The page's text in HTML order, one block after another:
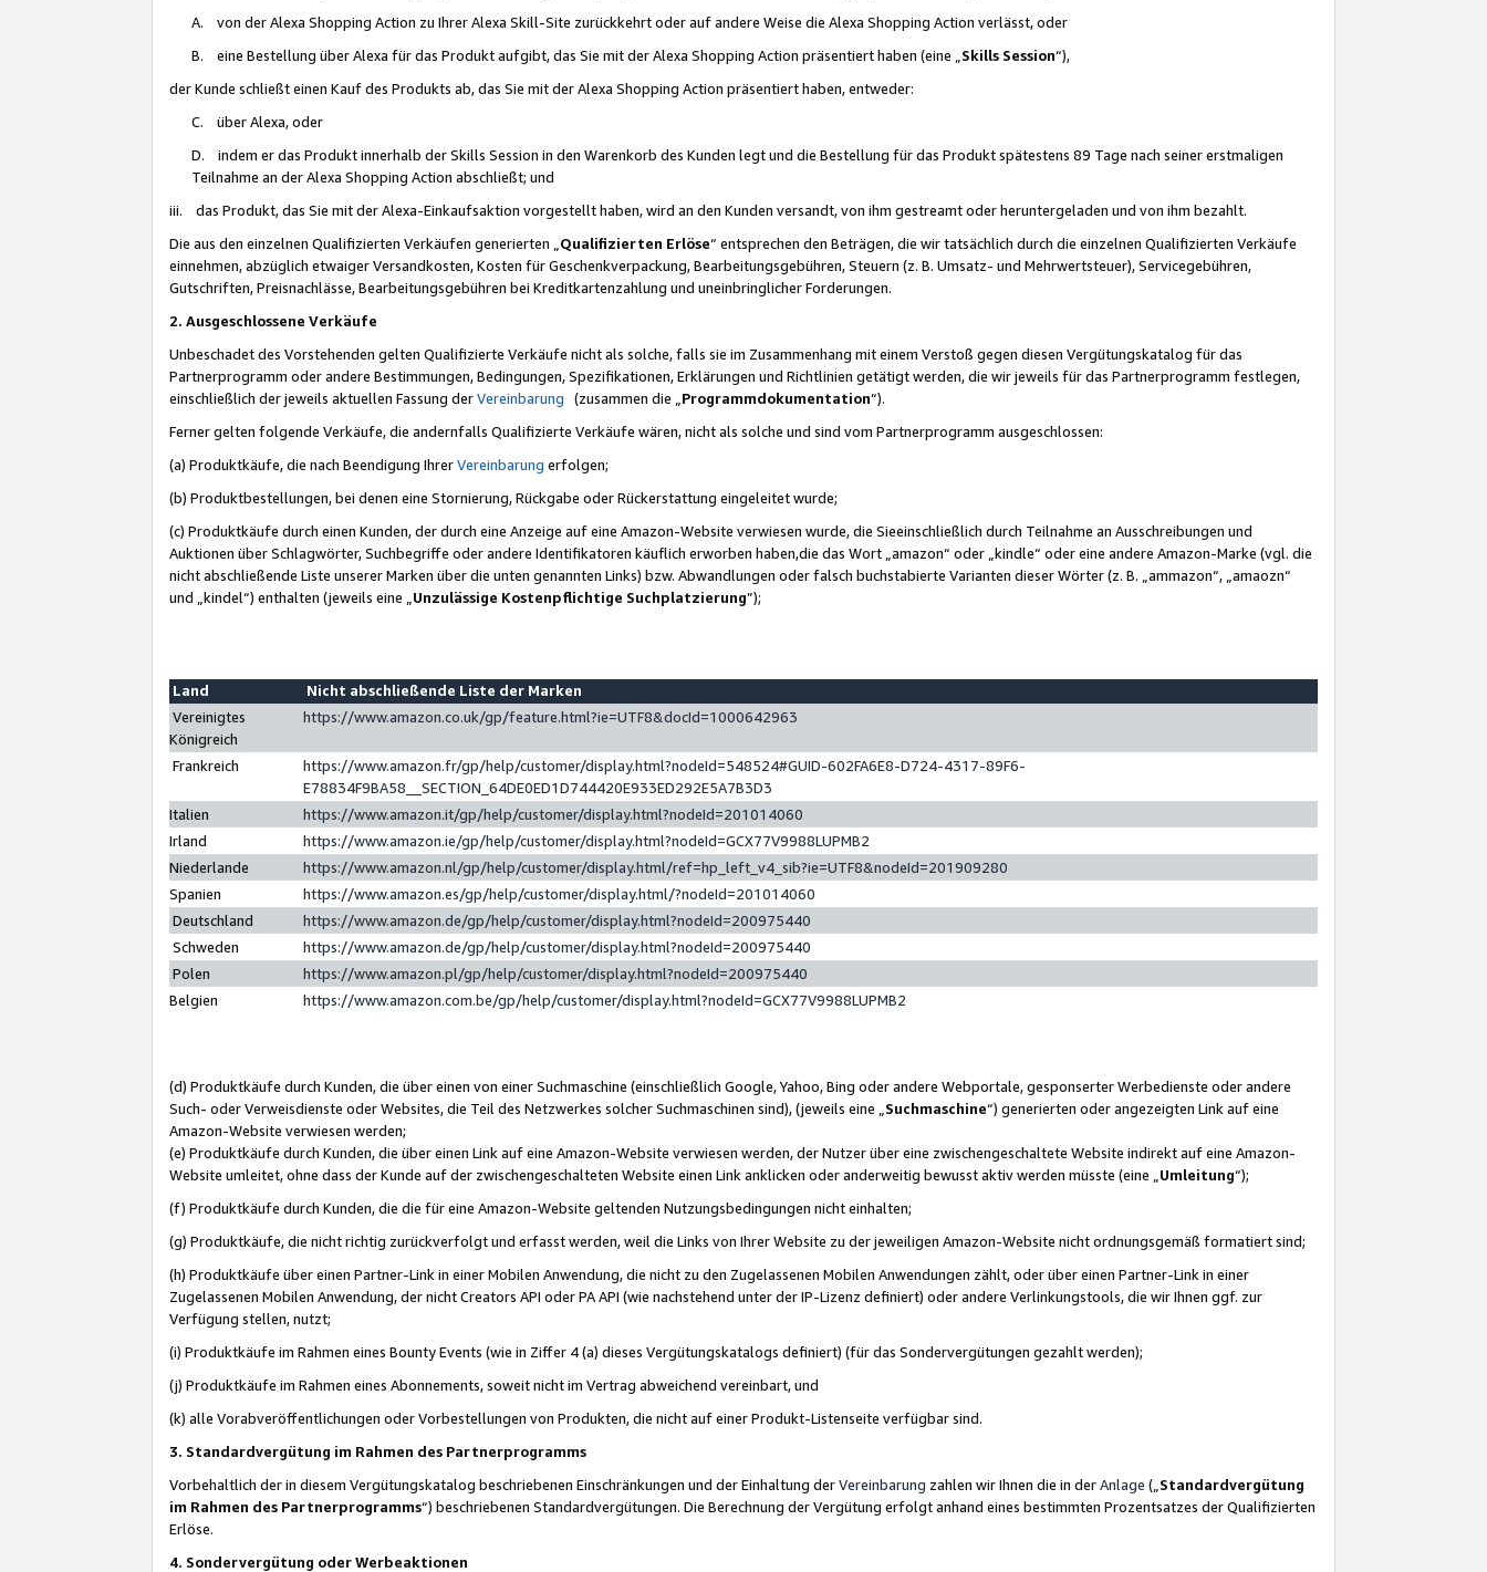
A. von der Alexa Shopping Action zu Ihrer Alexa Skill-Site zurückkehrt oder auf andere Weise die Alexa Shopping Action verlässt, oder
B. eine Bestellung über Alexa für das Produkt aufgibt, das Sie mit der Alexa Shopping Action präsentiert haben (eine „ Skills Session“),
der Kunde schließt einen Kauf des Produkts ab, das Sie mit der Alexa Shopping Action präsentiert haben, entweder:
C. über Alexa, oder
D. indem er das Produkt innerhalb der Skills Session in den Warenkorb des Kunden legt und die Bestellung für das Produkt spätestens 89 Tage nach seiner erstmaligen
Teilnahme an der Alexa Shopping Action abschließt; und
iii. das Produkt, das Sie mit der Alexa-Einkaufsaktion vorgestellt haben, wird an den Kunden versandt, von ihm gestreamt oder heruntergeladen und von ihm bezahlt.
Die aus den einzelnen Qualifizierten Verkäufen generierten „ Qualifizierten Erlöse“ entsprechen den Beträgen, die wir tatsächlich durch die einzelnen Qualifizierten Verkäufe
einnehmen, abzüglich etwaiger Versandkosten, Kosten für Geschenkverpackung, Bearbeitungsgebühren, Steuern (z. B. Umsatz- und Mehrwertsteuer), Servicegebühren,
Gutschriften, Preisnachlässe, Bearbeitungsgebühren bei Kreditkartenzahlung und uneinbringlicher Forderungen.
2. Ausgeschlossene Verkäufe
Unbeschadet des Vorstehenden gelten Qualifizierte Verkäufe nicht als solche, falls sie im Zusammenhang mit einem Verstoß gegen diesen Vergütungskatalog für das
Partnerprogramm oder andere Bestimmungen, Bedingungen, Spezifikationen, Erklärungen und Richtlinien getätigt werden, die wir jeweils für das Partnerprogramm festlegen,
einschließlich der jeweils aktuellen Fassung derVereinbarung (zusammen die „ Programmdokumentation“).
Ferner gelten folgende Verkäufe, die andernfalls Qualifizierte Verkäufe wären, nicht als solche und sind vom Partnerprogramm ausgeschlossen:
(a) Produktkäufe, die nach Beendigung IhrerVereinbarung erfolgen;
(b) Produktbestellungen, bei denen eine Stornierung, Rückgabe oder Rückerstattung eingeleitet wurde;
(c) Produktkäufe durch einen Kunden, der durch eine Anzeige auf eine Amazon-Website verwiesen wurde, die Sieeinschließlich durch Teilnahme an Ausschreibungen und
Auktionen über Schlagwörter, Suchbegriffe oder andere Identifikatoren käuflich erworben haben,die das Wort „amazon“ oder „kindle“ oder eine andere Amazon-Marke (vgl. die
nicht abschließende Liste unserer Marken über die unten genannten Links) bzw. Abwandlungen oder falsch buchstabierte Varianten dieser Wörter (z. B. „ammazon“, „amaozn“
und „kindel“) enthalten (jeweils eine „ Unzulässige Kostenpflichtige Suchplatzierung”);
Land
Nicht abschließende Liste der Marken
Vereinigtes
Königreich
https://www.amazon.co.uk/gp/feature.html?ie=UTF8&docId=1000642963
Frankreich
https://www.amazon.fr/gp/help/customer/display.html?nodeId=548524#GUID-602FA6E8-D724-4317-89F6-
E78834F9BA58__SECTION_64DE0ED1D744420E933ED292E5A7B3D3
Italien
https://www.amazon.it/gp/help/customer/display.html?nodeId=201014060
Irland
https://www.amazon.ie/gp/help/customer/display.html?nodeId=GCX77V9988LUPMB2
Niederlande
https://www.amazon.nl/gp/help/customer/display.html/ref=hp_left_v4_sib?ie=UTF8&nodeId=201909280
Spanien
https://www.amazon.es/gp/help/customer/display.html/?nodeId=201014060
Deutschland
https://www.amazon.de/gp/help/customer/display.html?nodeId=200975440
Schweden
https://www.amazon.de/gp/help/customer/display.html?nodeId=200975440
Polen
https://www.amazon.pl/gp/help/customer/display.html?nodeId=200975440
Belgien
https://www.amazon.com.be/gp/help/customer/display.html?nodeId=GCX77V9988LUPMB2
(d) Produktkäufe durch Kunden, die über einen von einer Suchmaschine (einschließlich Google, Yahoo, Bing oder andere Webportale, gesponserter Werbedienste oder andere
Such- oder Verweisdienste oder Websites, die Teil des Netzwerkes solcher Suchmaschinen sind), (jeweils eine „ Suchmaschine“) generierten oder angezeigten Link auf eine
Amazon-Website verwiesen werden;
(e) Produktkäufe durch Kunden, die über einen Link auf eine Amazon-Website verwiesen werden, der Nutzer über eine zwischengeschaltete Website indirekt auf eine Amazon-
Website umleitet, ohne dass der Kunde auf der zwischengeschalteten Website einen Link anklicken oder anderweitig bewusst aktiv werden müsste (eine „ Umleitung“);
(f) Produktkäufe durch Kunden, die die für eine Amazon-Website geltenden Nutzungsbedingungen nicht einhalten;
(g) Produktkäufe, die nicht richtig zurückverfolgt und erfasst werden, weil die Links von Ihrer Website zu der jeweiligen Amazon-Website nicht ordnungsgemäß formatiert sind;
(h) Produktkäufe über einen Partner-Link in einer Mobilen Anwendung, die nicht zu den Zugelassenen Mobilen Anwendungen zählt, oder über einen Partner-Link in einer
Zugelassenen Mobilen Anwendung, der nicht Creators API oder PA API (wie nachstehend unter der IP-Lizenz definiert) oder andere Verlinkungstools, die wir Ihnen ggf. zur
Verfügung stellen, nutzt;
(i) Produktkäufe im Rahmen eines Bounty Events (wie in Ziffer 4 (a) dieses Vergütungskatalogs definiert) (für das Sondervergütungen gezahlt werden);
(j) Produktkäufe im Rahmen eines Abonnements, soweit nicht im Vertrag abweichend vereinbart, und
(k) alle Vorabveröffentlichungen oder Vorbestellungen von Produkten, die nicht auf einer Produkt-Listenseite verfügbar sind.
3. Standardvergütung im Rahmen des Partnerprogramms
Vorbehaltlich der in diesem Vergütungskatalog beschriebenen Einschränkungen und der Einhaltung derVereinbarung zahlen wir Ihnen die in derAnlage („ Standardvergütung
im Rahmen des Partnerprogramms“) beschriebenen Standardvergütungen. Die Berechnung der Vergütung erfolgt anhand eines bestimmten Prozentsatzes der Qualifizierten
Erlöse.
4. Sondervergütung oder Werbeaktionen